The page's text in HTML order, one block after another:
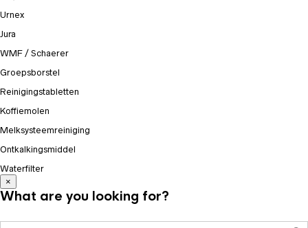
Urnex
Jura
WMF / Schaerer
Groepsborstel
Reinigingstabletten
Koffiemolen
Melksysteemreiniging
Ontkalkingsmiddel
Waterfilter
×
What are you looking for?